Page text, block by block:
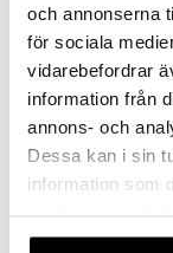
och annonserna
för sociala
vidarebefordrar
information från
annons- och
Dessa kan i sin
information som
våra cookies vid
Cocamidopropyl
Hyaluronic Acid,
Dodecenylsuccinate,
Hydrogenated
Succinate, Glycol
Citric Acid, Sodium
Parfum
COX28-QL-385-XX-